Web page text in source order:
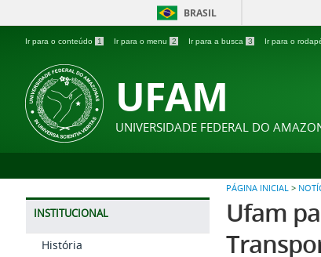
BRASIL
Ir para o conteúdo 1 Ir para o menu 2 Ir para a busca 3 Ir para o
UFAM
UNIVERSIDADE FEDERAL DO
PÁGINA INICIAL >
INSTITUCIONAL
História
Ufam